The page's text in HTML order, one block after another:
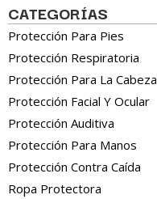
CATEGORÍAS
Protección Para Pies
Protección Respiratoria
Protección Para La Cabeza
Protección Facial Y Ocular
Protección Auditiva
Protección Para Manos
Protección Contra Caída
Ropa Protectora